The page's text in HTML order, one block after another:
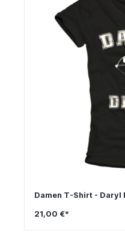
Damen T-Shirt - Daryl
21,00 €*